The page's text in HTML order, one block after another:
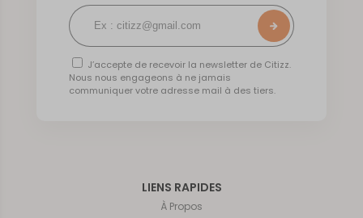
LIENS RAPIDES
À Propos
J’accepte de recevoir la newsletter de Citizz.
Nous nous engageons à ne jamais
communiquer votre adresse mail à des tiers.